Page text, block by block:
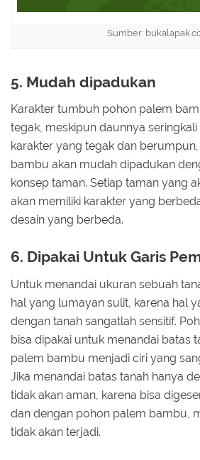
Sumber:
5. Mudah dipadukan
Karakter tumbuh pohon palem
tegak, meskipun daunnya
karakter yang tegak dan
bambu akan mudah dipadukan
konsep taman. Setiap taman yang
akan memiliki karakter yang
desain yang berbeda.
6. Dipakai Untuk Garis
Untuk menandai ukuran sebuah
hal yang lumayan sulit, karena hal
dengan tanah sangatlah sensitif.
bisa dipakai untuk menandai batas
palem bambu menjadi ciri yang
Jika menandai batas tanah hanya
tidak akan aman, karena bisa
dan dengan pohon palem bambu,
tidak akan terjadi.